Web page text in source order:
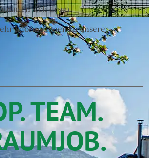
sich drum.
Informationen zu unserer
TEAM.